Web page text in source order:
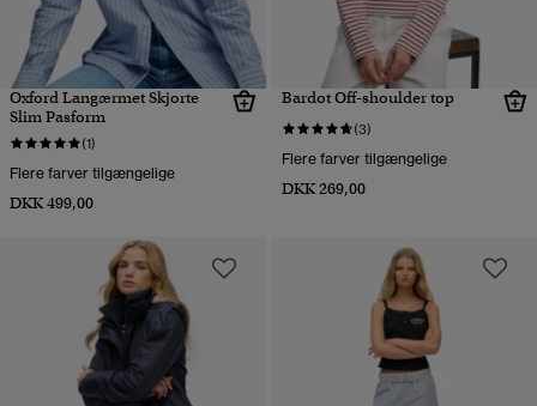
Oxford Langærmet Skjorte
Slim Pasform
(1)
Flere farver tilgængelige
DKK 499,00
Bardot Off-shoulder top
(3)
Flere farver tilgængelige
DKK 269,00